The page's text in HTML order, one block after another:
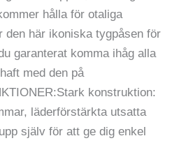
hålla för otaliga
den här ikoniska tygpåsen för
garanterat komma ihåg alla
med den på
konstruktion:
läderförstärkta utsatta
själv för att ge dig enkel